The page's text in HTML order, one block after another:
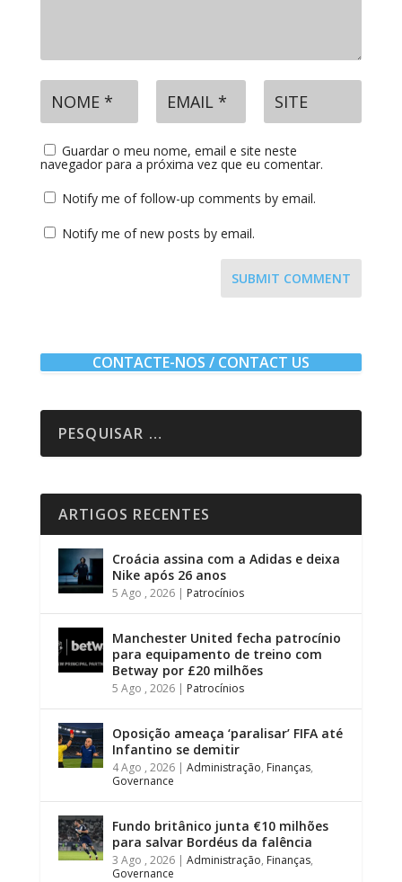
Guardar o meu nome, email e site neste
navegador para a próxima vez que eu comentar.
Notify me of follow-up comments by email.
Notify me of new posts by email.
SUBMIT COMMENT
CONTACTE-NOS / CONTACT US
ARTIGOS RECENTES
Croácia assina com a Adidas e deixa
Nike após 26 anos
5 Ago , 2026| Patrocínios
Manchester United fecha patrocínio
para equipamento de treino com
Betway por £20 milhões
5 Ago , 2026| Patrocínios
Oposição ameaça ‘paralisar’ FIFA até
Infantino se demitir
4 Ago , 2026| Administração, Finanças,
Governance
Fundo britânico junta €10 milhões
para salvar Bordéus da falência
3 Ago , 2026| Administração, Finanças,
Governance